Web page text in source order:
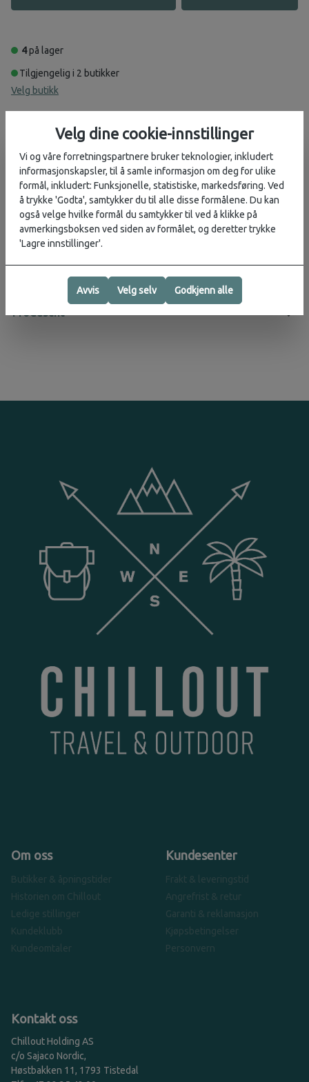
4på lager
Tilgjengelig i 2 butikker
Velg butikk
Icebreaker sin bestselgende longs. Perfekt for kalde norske dager!
100% merinoull.
Aktivitet: Trekking, Vinter
Vurderinger
Produsent
Om oss
Butikker & åpningstider
Historien om Chillout
Ledige stillinger
Kundeklubb
Kundeomtaler
Kundesenter
Frakt & leveringstid
Angrefrist & retur
Garanti & reklamasjon
Kjøpsbetingelser
Personvern
Kontakt oss
Chillout Holding AS
c/o Sajaco Nordic,
Høstbakken 11, 1793 Tistedal
Velg dine cookie-innstillinger
Vi og våre forretningspartnere bruker teknologier, inkludert
informasjonskapsler, til å samle informasjon om deg for ulike
formål, inkludert: Funksjonelle, statistiske, markedsføring. Ved
å trykke 'Godta', samtykker du til alle disse formålene. Du kan
også velge hvilke formål du samtykker til ved å klikke på
avmerkingsboksen ved siden av formålet, og deretter trykke
'Lagre innstillinger'.
Avvis Velg selv Godkjenn alle